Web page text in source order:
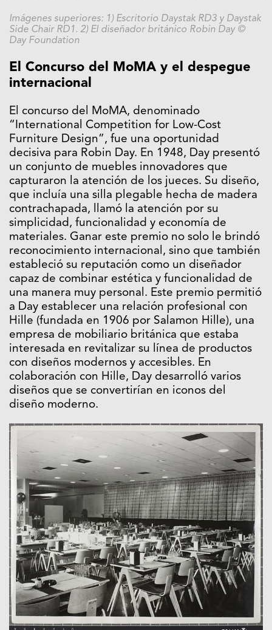
Imágenes superiores: 1) Escritorio Daystak RD3 y Daystak
Side Chair RD1. 2) El diseñador británico Robin Day ©
Day Foundation
El Concurso del MoMA y el despegue
internacional
El concurso del MoMA, denominado
“International Competition for Low-Cost
Furniture Design”, fue una oportunidad
decisiva para Robin Day. En 1948, Day presentó
un conjunto de muebles innovadores que
capturaron la atención de los jueces. Su diseño,
que incluía una silla plegable hecha de madera
contrachapada, llamó la atención por su
simplicidad, funcionalidad y economía de
materiales. Ganar este premio no solo le brindó
reconocimiento internacional, sino que también
estableció su reputación como un diseñador
capaz de combinar estética y funcionalidad de
una manera muy personal. Este premio permitió
a Day establecer una relación profesional con
Hille (fundada en 1906 por Salamon Hille), una
empresa de mobiliario británica que estaba
interesada en revitalizar su línea de productos
con diseños modernos y accesibles. En
colaboración con Hille, Day desarrolló varios
diseños que se convertirían en iconos del
diseño moderno.